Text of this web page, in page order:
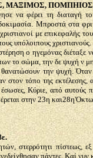
ΜΑΞΙΜΟΣ, ΠΟΜΠΗΙΟΣ
να φέρει τη διαταγή
Μπροστά στα
με επικεφαλής
υπόλοιπους
ο ηγεμόνας διέταξε
το σώμα, την δε ψυχή ν
την ψυχή. Όταν
στον τόπο της
Κύριε, από
στην 23η
στερρότητι
πάντες. Καί